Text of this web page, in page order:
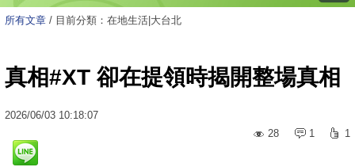
所有文章 / 目前分類：在地生活|大台北
真相#XT 卻在提領時揭開整場真相
2026/06/03 10:18:07
28
1 1